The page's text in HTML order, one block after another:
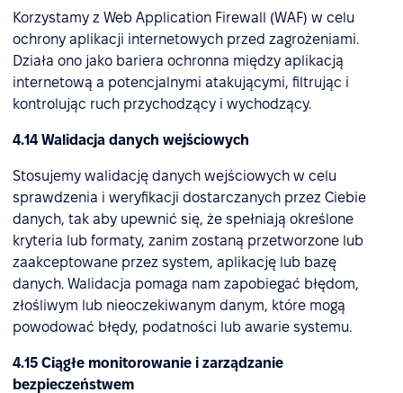
Korzystamy z Web Application Firewall (WAF) w celu
ochrony aplikacji internetowych przed zagrożeniami.
Działa ono jako bariera ochronna między aplikacją
internetową a potencjalnymi atakującymi, filtrując i
kontrolując ruch przychodzący i wychodzący.
4.14 Walidacja danych wejściowych
Stosujemy walidację danych wejściowych w celu
sprawdzenia i weryfikacji dostarczanych przez Ciebie
danych, tak aby upewnić się, że spełniają określone
kryteria lub formaty, zanim zostaną przetworzone lub
zaakceptowane przez system, aplikację lub bazę
danych. Walidacja pomaga nam zapobiegać błędom,
złośliwym lub nieoczekiwanym danym, które mogą
powodować błędy, podatności lub awarie systemu.
4.15 Ciągłe monitorowanie i zarządzanie
bezpieczeństwem